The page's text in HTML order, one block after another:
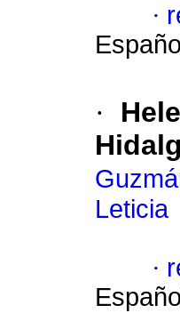
·
·
Leticia
·